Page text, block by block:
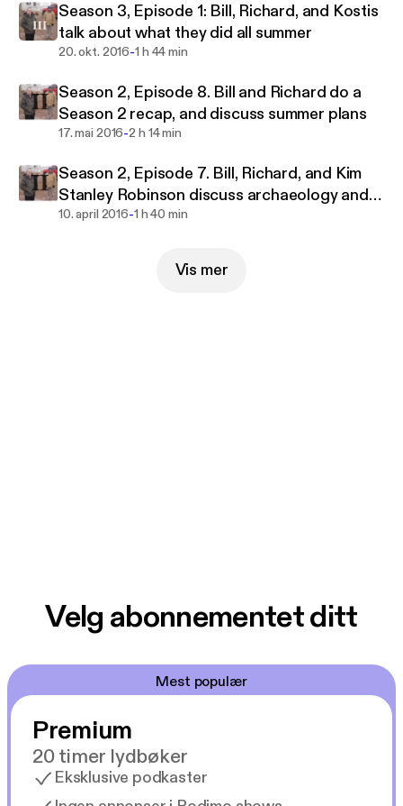
Season 3, Episode 1: Bill, Richard, and Kostis
talk about what they did all summer
20. okt. 2016-1 h 44 min
Season 2, Episode 8. Bill and Richard do a
Season 2 recap, and discuss summer plans
17. mai 2016-2 h 14 min
Season 2, Episode 7. Bill, Richard, and Kim
Stanley Robinson discuss archaeology and
MARS
10. april 2016-1 h 40 min
Vis mer
Velg abonnementet ditt
Mest populær
Premium
20 timer lydbøker
Eksklusive podkaster